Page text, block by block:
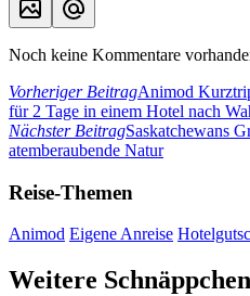
Noch keine Kommentare
Vorheriger BeitragAnimod
für 2 Tage in einem Hotel nach
Nächster BeitragSaskatchewans
atemberaubende Natur
Reise-Themen
Animod Eigene Anreise
Weitere Schnäppchen